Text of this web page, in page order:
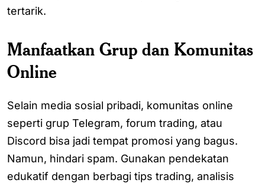
tertarik.
Manfaatkan Grup dan Komunitas
Online
Selain media sosial pribadi, komunitas online
seperti grup Telegram, forum trading, atau
Discord bisa jadi tempat promosi yang bagus.
Namun, hindari spam. Gunakan pendekatan
edukatif dengan berbagi tips trading, analisis